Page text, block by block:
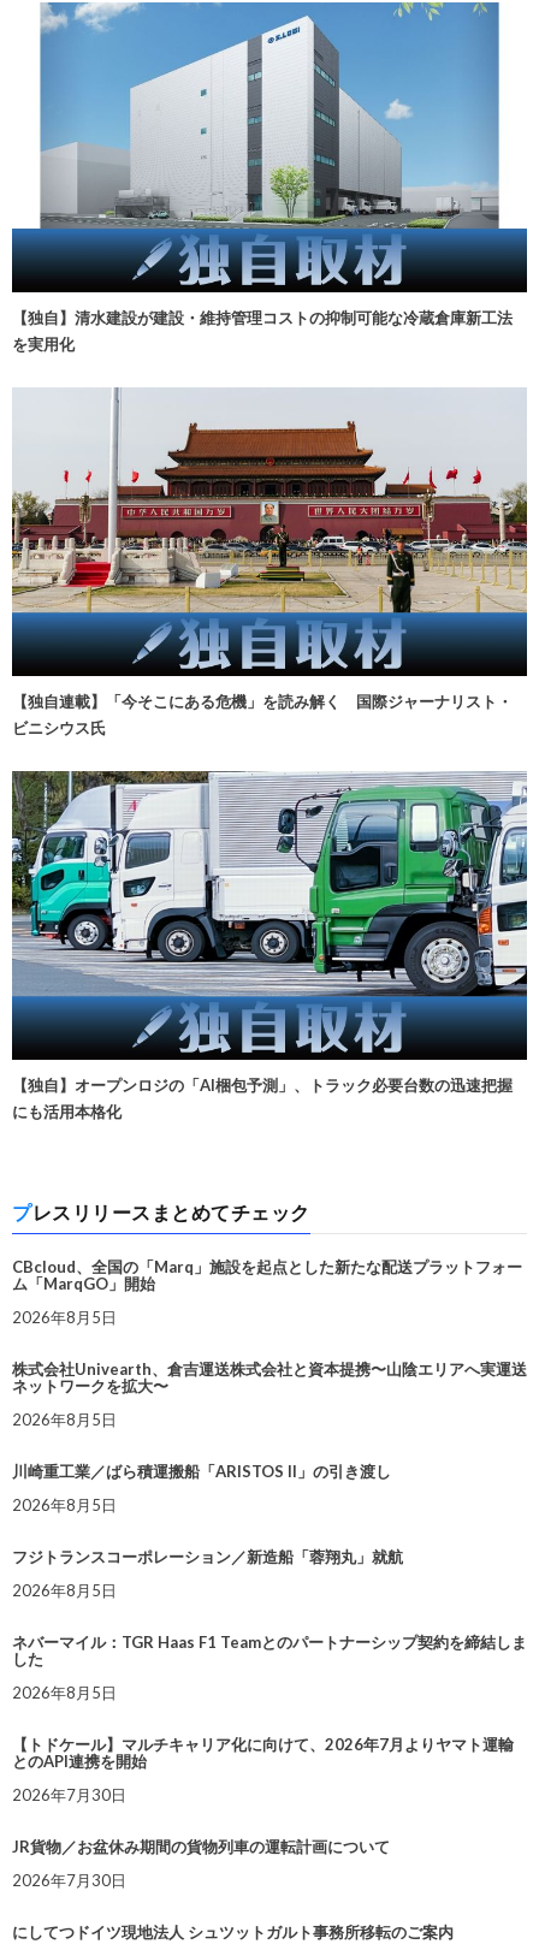
【独自】清水建設が建設・維持管理コストの抑制可能な冷蔵倉庫新工法
を実用化
【独自連載】「今そこにある危機」を読み解く 国際ジャーナリスト・
ビニシウス氏
【独自】オープンロジの「AI梱包予測」、トラック必要台数の迅速把握
にも活用本格化
プレスリリースまとめてチェック
CBcloud、全国の「Marq」施設を起点とした新たな配送プラットフォー
ム「MarqGO」開始
2026年8月5日
株式会社Univearth、倉吉運送株式会社と資本提携〜山陰エリアへ実運送
ネットワークを拡大〜
2026年8月5日
川崎重工業／ばら積運搬船「ARISTOS II」の引き渡し
2026年8月5日
フジトランスコーポレーション／新造船「蓉翔丸」就航
2026年8月5日
ネバーマイル：TGR Haas F1 Teamとのパートナーシップ契約を締結しま
した
2026年8月5日
【トドケール】マルチキャリア化に向けて、2026年7月よりヤマト運輸
とのAPI連携を開始
2026年7月30日
JR貨物／お盆休み期間の貨物列車の運転計画について
2026年7月30日
にしてつドイツ現地法人 シュツットガルト事務所移転のご案内